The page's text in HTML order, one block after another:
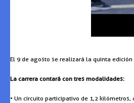
El 9 de agosto se realizará la quinta
La carrera contará con tres modalidades:
• Un circuito participativo de 1,2